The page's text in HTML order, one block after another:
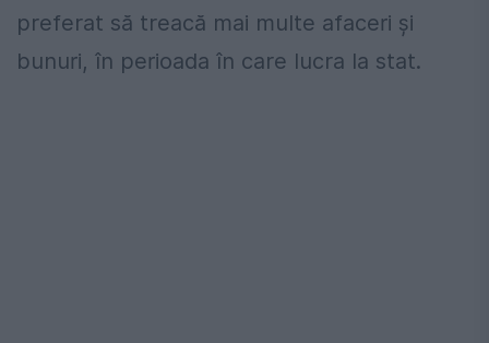
preferat să treacă mai multe afaceri și
bunuri, în perioada în care lucra la stat.